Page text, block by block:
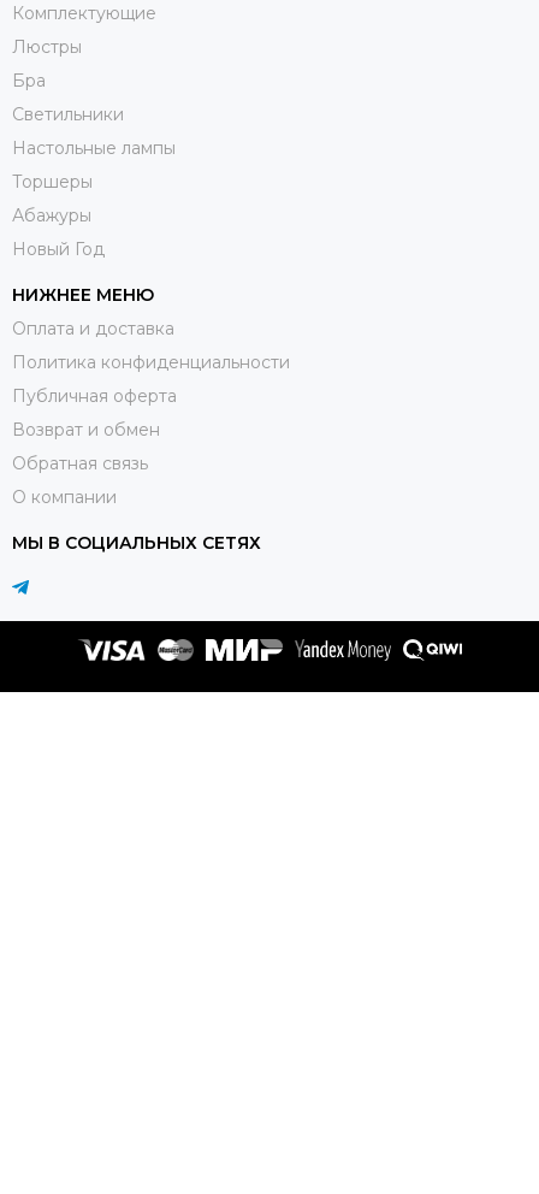
Комплектующие
Люстры
Бра
Светильники
Настольные лампы
Торшеры
Абажуры
Новый Год
НИЖНЕЕ МЕНЮ
Оплата и доставка
Политика конфиденциальности
Публичная оферта
Возврат и обмен
Обратная связь
О компании
МЫ В СОЦИАЛЬНЫХ СЕТЯХ